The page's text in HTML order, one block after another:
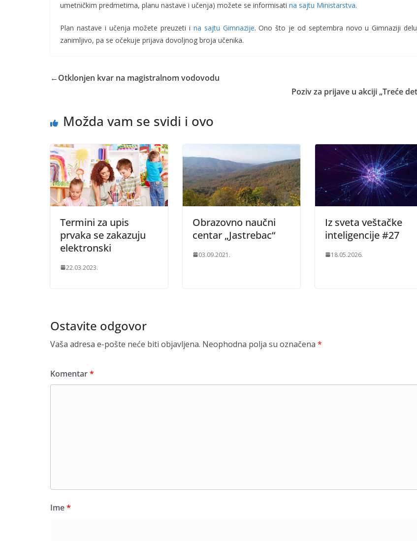
umetničkim predmetima, planu nastave i učenja) možete se informisati na sajtu Ministarstva.
Plan nastave i učenja možete preuzeti i na sajtu Gimnazije. Ono što je od septembra novo u Gimnaziji
zanimljivo, pa se očekuje prijava dovoljnog broja učenika.
←Otklonjen kvar na magistralnom vodovodu
Poziv za prijave u akciji „Treće
Možda vam se svidi i ovo
Termini za upis
prvaka se zakazuju
elektronski
22.03.2023.
Obrazovno naučni
centar „Jastrebac“
03.09.2021.
Iz sveta veštačke
inteligencije #27
18.05.2026.
Ostavite odgovor
Vaša adresa e-pošte neće biti objavljena. Neophodna polja su označena *
Komentar*
Ime*